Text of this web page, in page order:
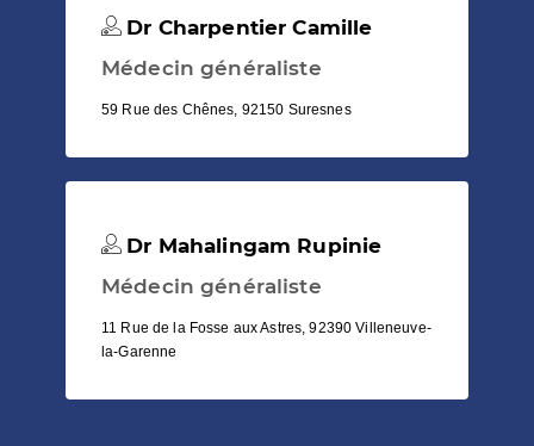
Dr Charpentier Camille
Médecin généraliste
59 Rue des Chênes, 92150 Suresnes
Dr Mahalingam Rupinie
Médecin généraliste
11 Rue de la Fosse aux Astres, 92390 Villeneuve-
la-Garenne